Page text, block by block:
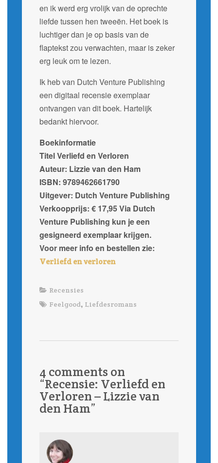
en ik werd erg vrolijk van de oprechte
liefde tussen hen tweeën. Het boek is
luchtiger dan je op basis van de
flaptekst zou verwachten, maar is zeker
erg leuk om te lezen.
Ik heb van Dutch Venture Publishing
een digitaal recensie exemplaar
ontvangen van dit boek. Hartelijk
bedankt hiervoor.
Boekinformatie
Titel Verliefd en Verloren
Auteur: Lizzie van den Ham
ISBN: 9789462661790
Uitgever: Dutch Venture Publishing
Verkoopprijs: € 17,95 Via Dutch
Venture Publishing kun je een
gesigneerd exemplaar krijgen.
Voor meer info en bestellen zie:
Verliefd en verloren
Recensies
Feelgood, Liefdesromans
4 comments on
“Recensie: Verliefd en
Verloren – Lizzie van
den Ham”